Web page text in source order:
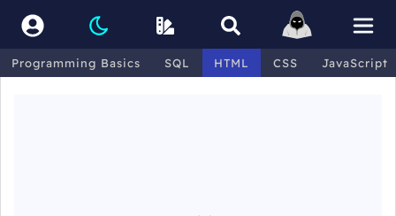
Programming Basics SQL HTML CSS JavaScript